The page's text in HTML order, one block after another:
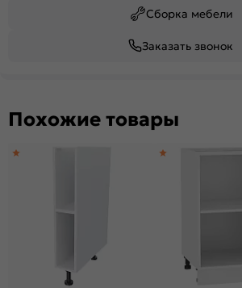
Сборка мебели
Заказать звонок
Похожие товары